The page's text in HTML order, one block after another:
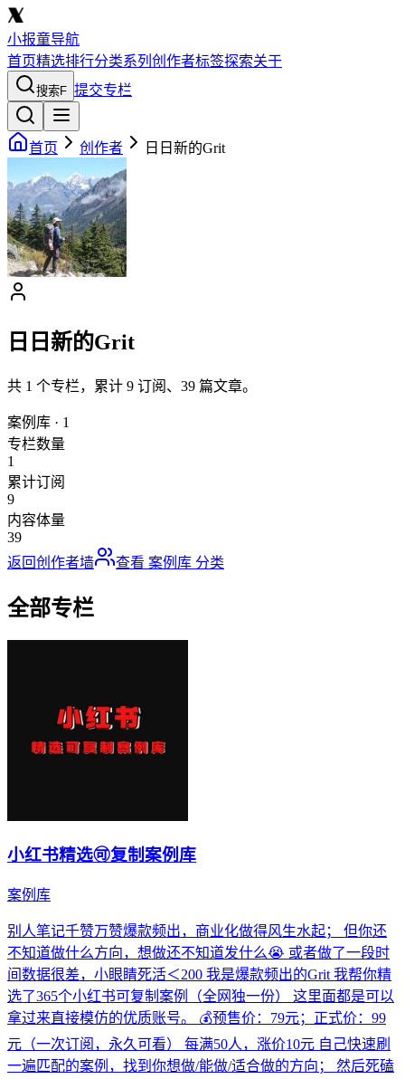
小报童导航
首页精选排行分类系列 创作者标签探索关于
搜索F 提交专栏
首页 创作者 日日新的Grit
日日新的Grit
共 1 个专栏，累计 9 订阅、 39 篇文章。
案例库 · 1
专栏数量
1
累计订阅
9
内容体量
39
返回创作者墙
查看 案例库 分类
全部专栏
小红书精选🉑️复制案例库
案例库
别人笔记千赞万赞爆款频出，商业化做得风生水起； 但你还
不知道做什么方向，想做还不知道发什么😭 或者做了一段时
间数据很差，小眼睛死活＜200 我是爆款频出的Grit 我帮你精
选了365个小红书可复制案例（全网独一份） 这里面都是可以
拿过来直接模仿的优质账号。 💰预售价：79元；正式价：99
元（一次订阅，永久可看） 每满50人，涨价10元 自己快速刷
一遍匹配的案例，找到你想做/能做/适合做的方向； 然后死磕